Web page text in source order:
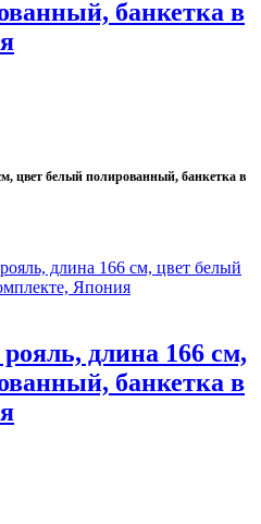
банкетка в
цвет белый полированный, банкетка в
длина 166 см,
банкетка в